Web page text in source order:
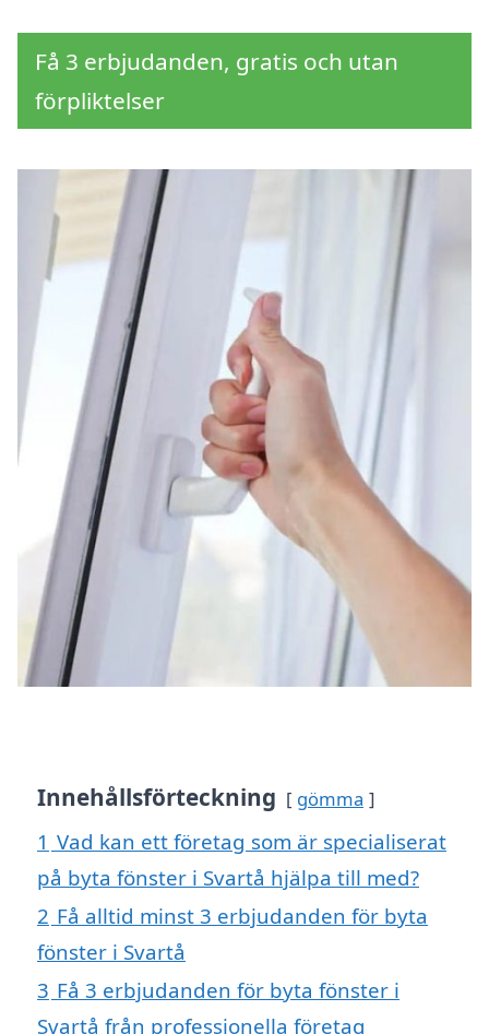
Få 3 erbjudanden, gratis och utan
förpliktelser
Innehållsförteckning gömma
1 Vad kan ett företag som är specialiserat
på byta fönster i Svartå hjälpa till med?
2 Få alltid minst 3 erbjudanden för byta
fönster i Svartå
3 Få 3 erbjudanden för byta fönster i
Svartå från professionella företag